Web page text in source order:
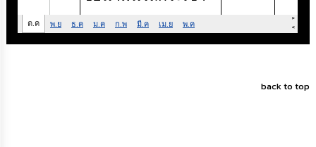
ความ
โปร่งใส
back to top